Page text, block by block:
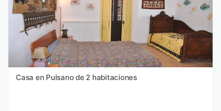
Casa en Pulsano de 2 habitaciones